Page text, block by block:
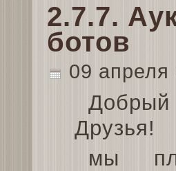
2.7.7.
ботов
09 апреля
Друзья!
мы